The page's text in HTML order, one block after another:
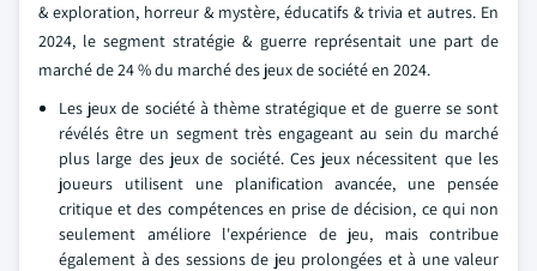
& exploration, horreur & mystère, éducatifs & trivia et autres. En
2024, le segment stratégie & guerre représentait une part de
marché de 24 % du marché des jeux de société en 2024.
Les jeux de société à thème stratégique et de guerre se sont
révélés être un segment très engageant au sein du marché
plus large des jeux de société. Ces jeux nécessitent que les
joueurs utilisent une planification avancée, une pensée
critique et des compétences en prise de décision, ce qui non
seulement améliore l'expérience de jeu, mais contribue
également à des sessions de jeu prolongées et à une valeur